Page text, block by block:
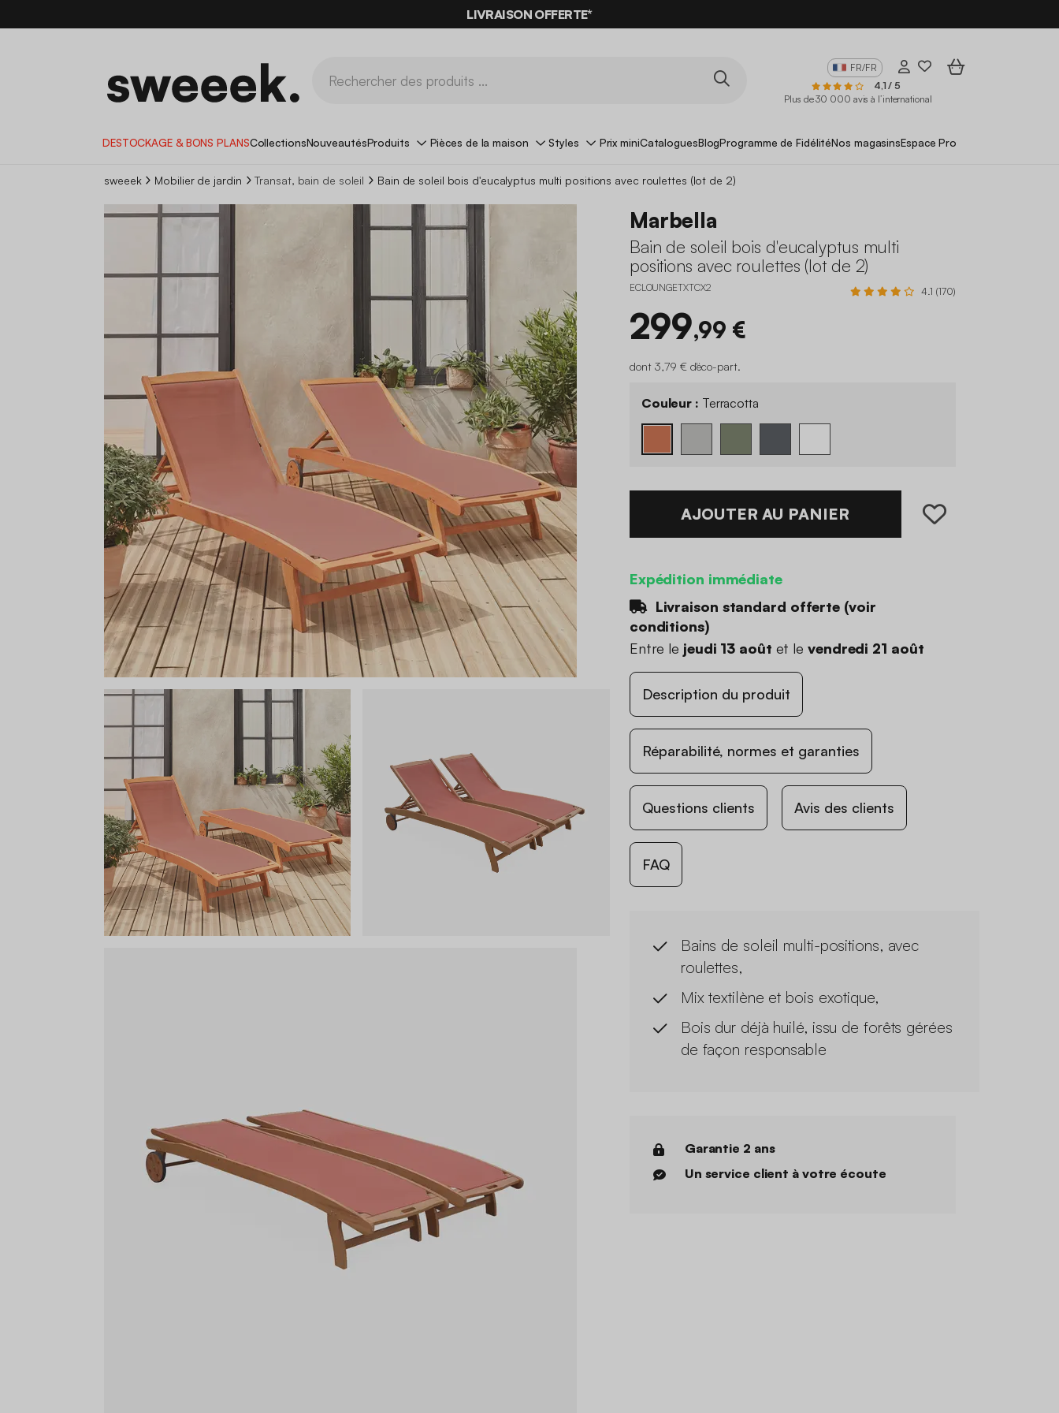
BONS PLANS* AVEC LECODE SUMMER10
LIVRAISON OFFERTE*
FR/FR
4,1 / 5
Plus de 30 000 avis à l’international
DESTOCKAGE & BONS PLANSCollectionsNouveautésProduits Pièces de la maison Styles Prix miniCataloguesBlogProgramme de FidélitéNos magasinsEspace Pro
sweeek Mobilier de jardin Transat, bain de soleil Bain de soleil bois d'eucalyptus multi positions avec roulettes (lot de 2)
Marbella
Bain de soleil bois d'eucalyptus multi
positions avec roulettes (lot de 2)
ECLOUNGETXTCX2 4.1 (170)
299,99 €
dont 3,79 € d'éco-part.
Couleur : Terracotta
AJOUTER AU PANIER
Expédition immédiate
Livraison standard offerte (voir
conditions)
Entre le jeudi 13 août et le vendredi 21 août
Description du produit
Réparabilité, normes et garanties
Questions clients Avis des clients
FAQ
Bains de soleil multi-positions, avec
roulettes,
Mix textilène et bois exotique,
Bois dur déjà huilé, issu de forêts gérées
de façon responsable
Garantie 2 ans
Un service client à votre écoute